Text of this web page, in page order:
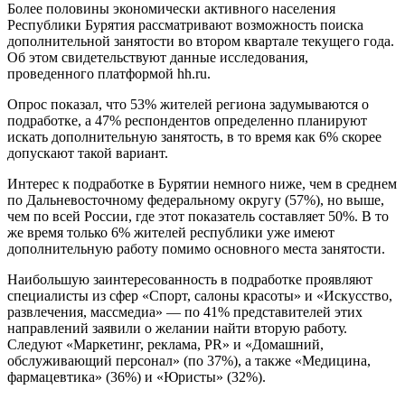
Более половины экономически активного населения
Республики Бурятия рассматривают возможность поиска
дополнительной занятости во втором квартале текущего года.
Об этом свидетельствуют данные исследования,
проведенного платформой hh.ru.
Опрос показал, что 53% жителей региона задумываются о
подработке, а 47% респондентов определенно планируют
искать дополнительную занятость, в то время как 6% скорее
допускают такой вариант.
Интерес к подработке в Бурятии немного ниже, чем в среднем
по Дальневосточному федеральному округу (57%), но выше,
чем по всей России, где этот показатель составляет 50%. В то
же время только 6% жителей республики уже имеют
дополнительную работу помимо основного места занятости.
Наибольшую заинтересованность в подработке проявляют
специалисты из сфер «Спорт, салоны красоты» и «Искусство,
развлечения, массмедиа» — по 41% представителей этих
направлений заявили о желании найти вторую работу.
Следуют «Маркетинг, реклама, PR» и «Домашний,
обслуживающий персонал» (по 37%), а также «Медицина,
фармацевтика» (36%) и «Юристы» (32%).